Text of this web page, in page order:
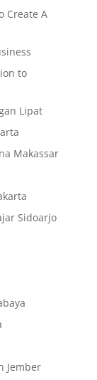
Create A
to
Lipat
Makassar
Sidoarjo
Jember